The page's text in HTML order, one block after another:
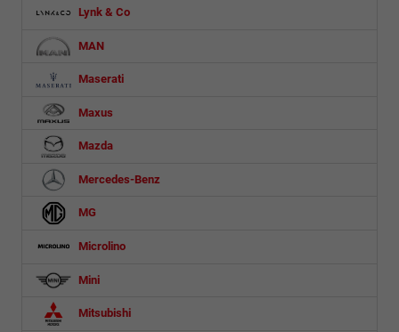
Lynk & Co
MAN
Maserati
Maxus
Mazda
Mercedes-Benz
MG
Microlino
Mini
Mitsubishi